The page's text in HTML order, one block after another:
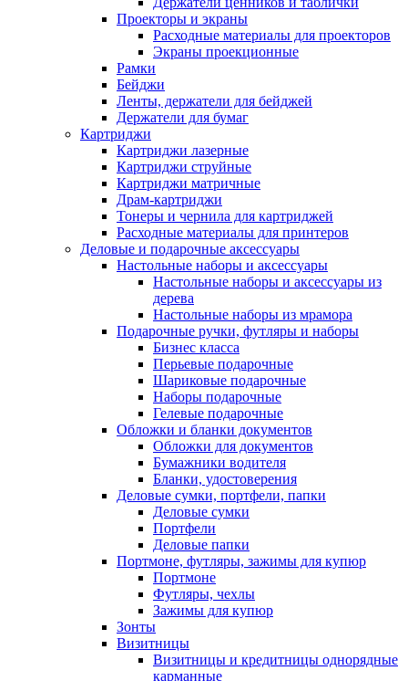
Проекторы и экраны
Расходные материалы для проекторов
Экраны проекционные
Рамки
Бейджи
Ленты, держатели для бейджей
Держатели для бумаг
Картриджи
Картриджи лазерные
Картриджи струйные
Картриджи матричные
Драм-картриджи
Тонеры и чернила для картриджей
Расходные материалы для принтеров
Деловые и подарочные аксессуары
Настольные наборы и аксессуары
Настольные наборы и аксессуары из
дерева
Настольные наборы из мрамора
Подарочные ручки, футляры и наборы
Бизнес класса
Перьевые подарочные
Шариковые подарочные
Наборы подарочные
Гелевые подарочные
Обложки и бланки документов
Обложки для документов
Бумажники водителя
Бланки, удостоверения
Деловые сумки, портфели, папки
Деловые сумки
Портфели
Деловые папки
Портмоне, футляры, зажимы для купюр
Портмоне
Футляры, чехлы
Зажимы для купюр
Зонты
Визитницы
Визитницы и кредитницы однорядные
карманные